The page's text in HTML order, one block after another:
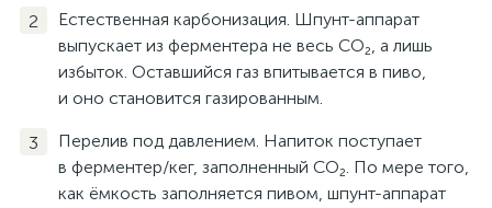
Естественная карбонизация. Шпунт-аппарат
выпускает из ферментера не весь CO₂, а лишь
избыток. Оставшийся газ впитывается в пиво,
и оно становится газированным.
Перелив под давлением. Напиток поступает
в ферментер/кег, заполненный CO₂. По мере того,
как ёмкость заполняется пивом, шпунт-аппарат